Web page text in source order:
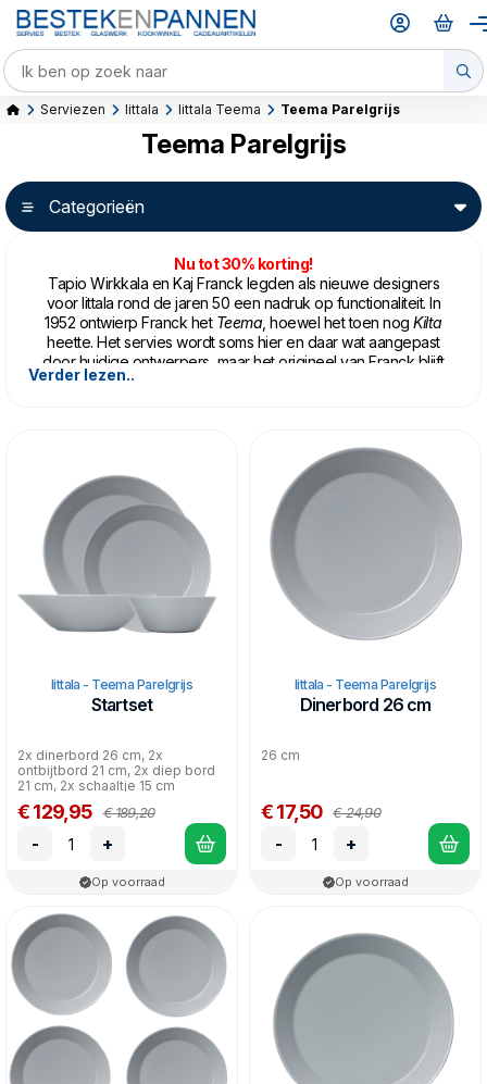
Serviezen Iittala Iittala Teema Teema Parelgrijs
Teema Parelgrijs
Categorieën
Nu tot 30% korting!
Tapio Wirkkala en Kaj Franck legden als nieuwe designers
voor Iittala rond de jaren 50 een nadruk op functionaliteit. In
1952 ontwierp Franck het Teema , hoewel het toen nogKilta
heette. Het servies wordt soms hier en daar wat aangepast
door huidige ontwerpers, maar het origineel van Franck blijft
altijd het uitgangspunt. Schoonheid en functie samen moest
een van drie basisvormen: cirkel, vierkant en rechthoek. Het
Teemais verkrijgbaar in verschillende kleuren die van tijd tot
tijd wisselen. Het wit blijft echter altijd hetzelfde.
Het servies is gemaakt van vitro porselein, een variant op
porselein dat twee maal is afgebakken op een hoge
temperatuur. Hierdoor is het oven-, vriezer-, magnetron- en
vaatwasserbestendig.
Verder lezen..
Iittala - Teema Parelgrijs
Startset
2x dinerbord 26 cm, 2x
ontbijtbord 21 cm, 2x diep bord
21 cm, 2x schaaltje 15 cm
€ 129,95 € 189,20
- +
Op voorraad
Iittala - Teema Parelgrijs
Dinerbord 26 cm
26 cm
€ 17,50 € 24,90
- +
Op voorraad